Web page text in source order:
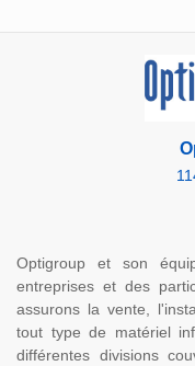
Optigroup et son
entreprises et des
assurons la vente,
tout type de matériel
différentes divisions